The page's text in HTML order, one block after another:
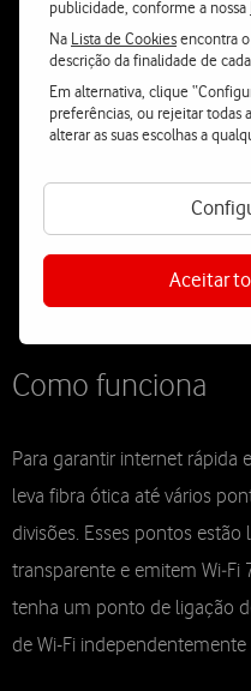
publicidade, conforme a nossa
Na Lista de Cookiesencontra
descrição da finalidade de
Em alternativa, clique
preferências, ou rejeitar todas
alterar as suas escolhas a
Aceitar
maximizar a experiência
especializados, de forma
simples, não invasivo e
go
to
Como funciona
Para garantir internet rápida
leva fibra ótica até vários
divisões. Esses pontos
transparente e emitem
tenha um ponto de ligação
de Wi-Fi